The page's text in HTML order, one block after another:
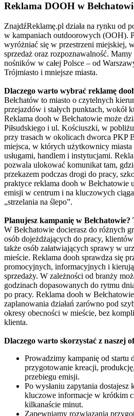
Reklama DOOH w
ZnajdźReklamę.pl działa na rynku od
w kampaniach outdoorowych (OOH).
wyróżniać się w przestrzeni miejskiej,
sprzedaż oraz rozpoznawalność.
nośników w całej Polsce – od
Trójmiasto i mniejsze miasta.
Dlaczego warto wybrać reklamę
Bełchatów to miasto o czytelnych
przejazdów i stałych punktach, wokół
Reklama dooh w Bełchatowie może
Piłsudskiego i ul. Kościuszki, w
przy trasach w okolicach dworca PKP
miejsca, w których użytkownicy miasta
usługami, handlem i instytucjami.
pozwala ulokować komunikat tam,
przekazem podczas drogi do pracy,
praktyce reklama dooh w Bełchatowie
emisji w centrum i na kluczowych
„strzelania na ślepo”.
Planujesz kampanię w
W Bełchatowie docierasz do różnych
osób dojeżdżających do pracy,
także osób załatwiających sprawy w
mieście. Reklama dooh sprawdza się
promocyjnych, informacyjnych i
sprzedaży. W zależności od branży
godzinach dopasowanych do rytmu
po pracy. Reklama dooh w
zaplanowania działań zarówno pod
okresy obecności w mieście, bez
klienta.
Dlaczego warto skorzystać z naszej
Prowadzimy kampanię od startu
przygotowanie kreacji,
przebiegu emisji.
Po wysłaniu zapytania
kluczowe informacje w krótkim
kilkanaście minut.
Zapewniamy rozwiązania